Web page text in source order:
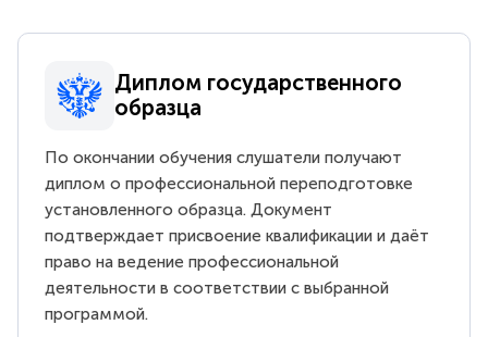
Диплом государственного
образца
По окончании обучения слушатели получают
диплом о профессиональной переподготовке
установленного образца. Документ
подтверждает присвоение квалификации и даёт
право на ведение профессиональной
деятельности в соответствии с выбранной
программой.